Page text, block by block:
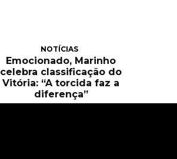
NOTÍCIAS
Emocionado, Marinho
celebra classificação do
Vitória: “A torcida faz a
diferença”